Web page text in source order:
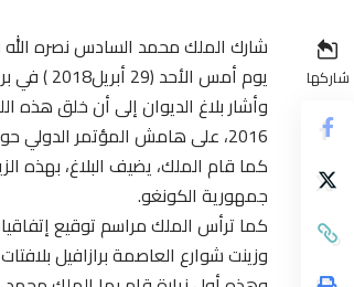
شاركها
شارك الملك محمد السادس نصره
يوم أمس الأحد (29 أبريل2018 ) في برازافيل، كما قام جلالته بزيارة عمل وصداقة لجمهورية الكونغو.
وأشار بلاغ الديوان إلى أن خلق هذه
2016، على هامش المؤتمر الدولي حول التغيرات المناخية “كوب 22”.
كما قام الملك، يضيف البلاغ، بهذه
جمهورية الكونغو.
كما ترأس الملك مراسم توقيع
وزينت شوارع العاصمة برازافيل